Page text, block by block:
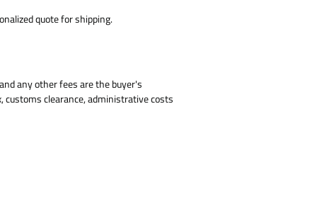
quote for shipping.
any other fees are the buyer's
customs clearance, administrative costs